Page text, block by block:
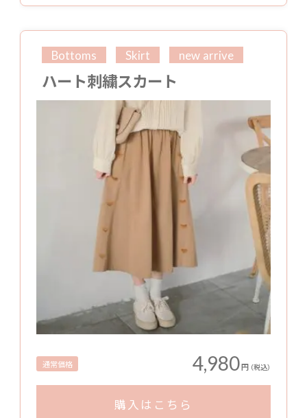
Bottoms Skirt new arrive
ハート刺繍スカート
通常価格 4,980円 （税込）
購入はこちら